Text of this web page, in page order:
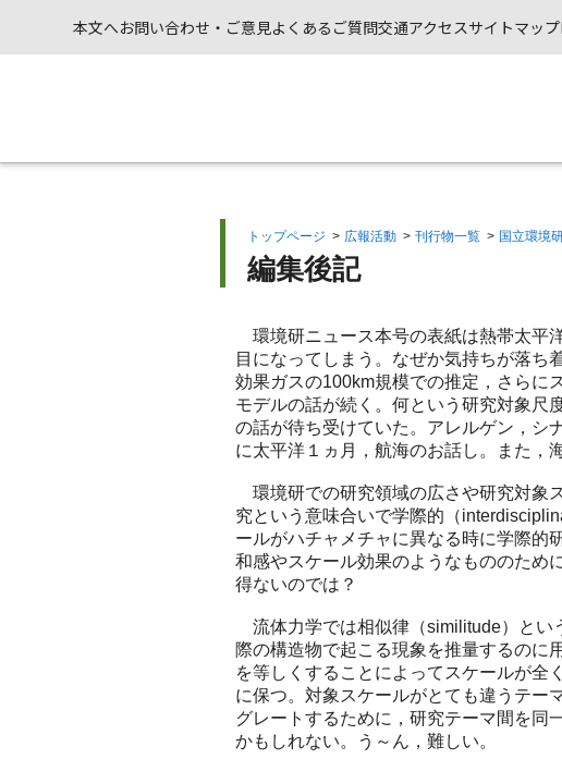
本文へお問い合わせ・ご意見よくあるご質問交通アクセスサイトマップ
トップページ > 広報活動 > 刊行物一覧 > 国立環境
編集後記
環境研ニュース本号の表紙は熱帯太平
目になってしまう。なぜか気持ちが落ち
効果ガスの100km規模での推定，さらに
モデルの話が続く。何という研究対象尺
の話が待ち受けていた。アレルゲン，シ
に太平洋１ヵ月，航海のお話し。また，
環境研での研究領域の広さや研究対象
究という意味合いで学際的（
ールがハチャメチャに異なる時に学際的
和感やスケール効果のようなもののため
得ないのでは？
流体力学では相似律（similitude）とい
際の構造物で起こる現象を推量するのに
を等しくすることによってスケールが全
に保つ。対象スケールがとても違うテー
グレートするために，研究テーマ間を同
かもしれない。う～ん，難しい。